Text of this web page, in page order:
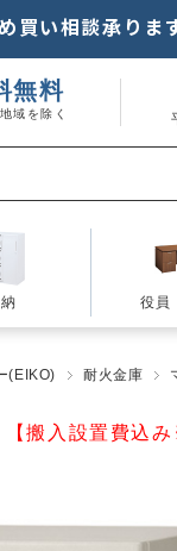
い相談承りま
無料
域を除く
役員
(EIKO) 耐火金庫
搬入設置費込